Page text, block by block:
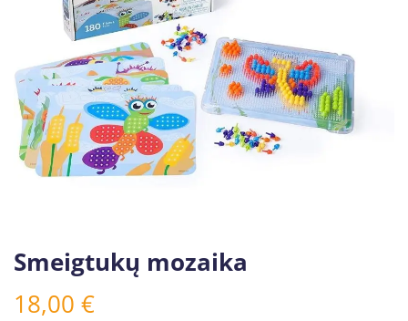
Smeigtukų mozaika
18,00 €